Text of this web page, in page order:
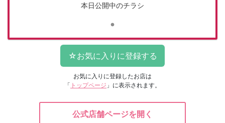
本日公開中のチラシ
お気に入りに登録したお店は
「 トップページ 」に表示されます。
公式店舗ページを開く